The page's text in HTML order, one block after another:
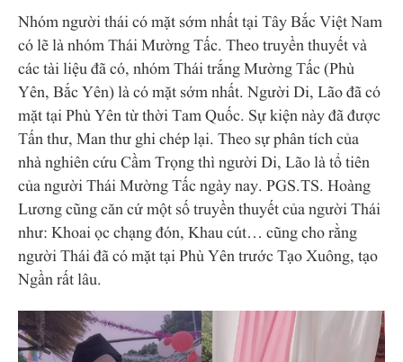
Nhóm người thái có mặt sớm nhất tại Tây Bắc Việt Nam
có lẽ là nhóm Thái Mường Tấc. Theo truyền thuyết và
các tài liệu đã có, nhóm Thái trắng Mường Tấc (Phù
Yên, Bắc Yên) là có mặt sớm nhất. Người Di, Lão đã có
mặt tại Phù Yên từ thời Tam Quốc. Sự kiện này đã được
Tấn thư, Man thư ghi chép lại. Theo sự phân tích của
nhà nghiên cứu Cầm Trọng thì người Di, Lão là tổ tiên
của người Thái Mường Tấc ngàynay. PGS.TS. Hoàng
Lương cũng căn cứ một số truyền thuyết của người Thái
như: Khoai ọc chạng đón, Khau cút… cũng cho rằng
người Thái đã có mặt tại Phù Yên trước Tạo Xuông, tạo
Ngần rất lâu.